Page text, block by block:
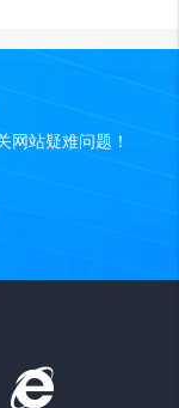
网站疑难问题！